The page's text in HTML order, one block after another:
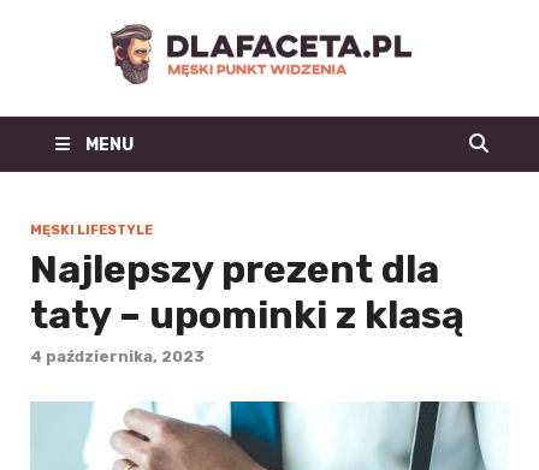
|
MENU
MĘSKI LIFESTYLE
Najlepszy prezent dla
taty – upominki z klasą
4 października, 2023